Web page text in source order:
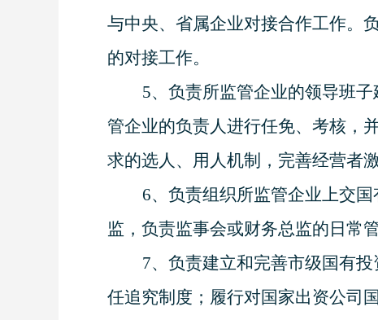
与中央、省属企业对接合作工作。
的对接工作。
5、负责所监管企业的领导班
管企业的负责人进行任免、考核，
求的选人、用人机制，完善经营者
6、负责组织所监管企业上交
监，负责监事会或财务总监的日常管
7、负责建立和完善市级国有
任追究制度；履行对国家出资公司